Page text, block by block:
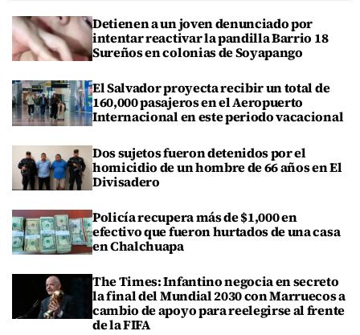
Detienen a un joven denunciado por
intentar reactivar la pandilla Barrio 18
Sureños en colonias de Soyapango
El Salvador proyecta recibir un total de
160,000 pasajeros en el Aeropuerto
Internacional en este periodo vacacional
Dos sujetos fueron detenidos por el
homicidio de un hombre de 66 años en El
Divisadero
Policía recupera más de $1,000 en
efectivo que fueron hurtados de una casa
en Chalchuapa
The Times: Infantino negocia en secreto
la final del Mundial 2030 con Marruecos a
cambio de apoyo para reelegirse al frente
de la FIFA